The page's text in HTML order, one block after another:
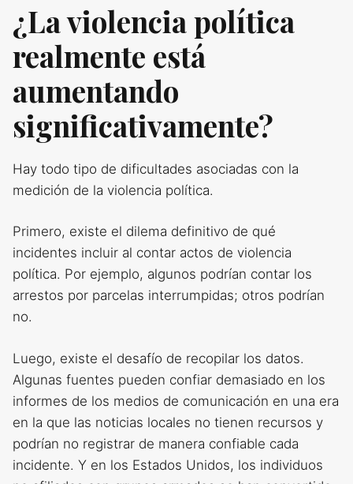
¿La violencia política
realmente está
aumentando
significativamente?
Hay todo tipo de dificultades asociadas con la
medición de la violencia política.
Primero, existe el dilema definitivo de qué
incidentes incluir al contar actos de violencia
política. Por ejemplo, algunos podrían contar los
arrestos por parcelas interrumpidas; otros podrían
no.
Luego, existe el desafío de recopilar los datos.
Algunas fuentes pueden confiar demasiado en los
informes de los medios de comunicación en una era
en la que las noticias locales no tienen recursos y
podrían no registrar de manera confiable cada
incidente. Y en los Estados Unidos, los individuos